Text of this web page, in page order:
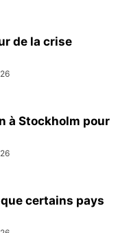
de la crise
à Stockholm pour
certains pays